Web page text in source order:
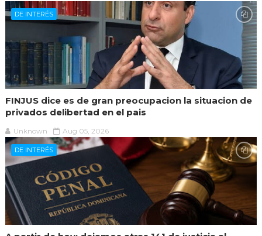
DE INTERÉS
FINJUS dice es de gran preocupacion la situacion de
privados delibertad en el pais
Unknown Aug 05, 2026
DE INTERÉS